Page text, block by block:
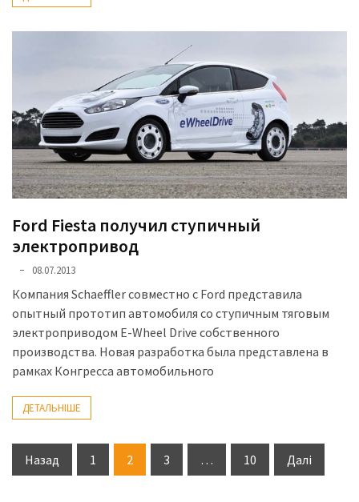
Ford Fiesta получил ступичный
электропривод
08.07.2013
Компания Schaeffler совместно с Ford представила
опытный прототип автомобиля со ступичным тяговым
электроприводом E-Wheel Drive собственного
производства. Новая разработка была представлена в
рамках Конгресса автомобильного
ДЕТАЛЬНІШЕ
Пагінація
записів
Назад 1 2 3 … 10 Далі